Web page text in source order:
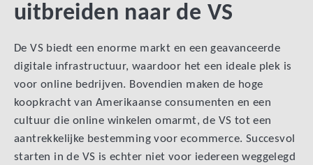
uitbreiden naar de VS
De VS biedt een enorme markt en een geavanceerde
digitale infrastructuur, waardoor het een ideale plek is
voor online bedrijven. Bovendien maken de hoge
koopkracht van Amerikaanse consumenten en een
cultuur die online winkelen omarmt, de VS tot een
aantrekkelijke bestemming voor ecommerce. Succesvol
starten in de VS is echter niet voor iedereen weggelegd